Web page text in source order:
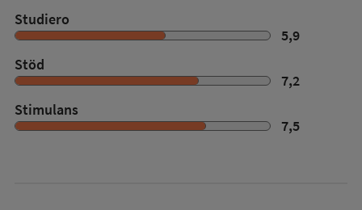
Studiero
5,9
Stöd
7,2
Stimulans
7,5